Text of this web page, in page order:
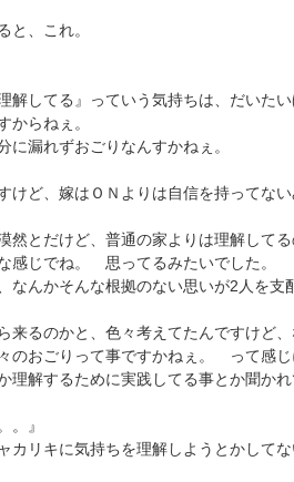
と、これ。
解してる』っていう気持ちは、だいた
からねぇ。
に漏れずおごりなんすかねぇ。
けど、嫁はＯＮよりは自信を持ってな
然とだけど、普通の家よりは理解して
感じでね。 思ってるみたいでした。
なんかそんな根拠のない思いが2人を支
来るのかと、色々考えてたんですけど
のおごりって事ですかねぇ。 って感
解するために実践してる事とか聞か
。』
カリキに気持ちを理解しようとかして